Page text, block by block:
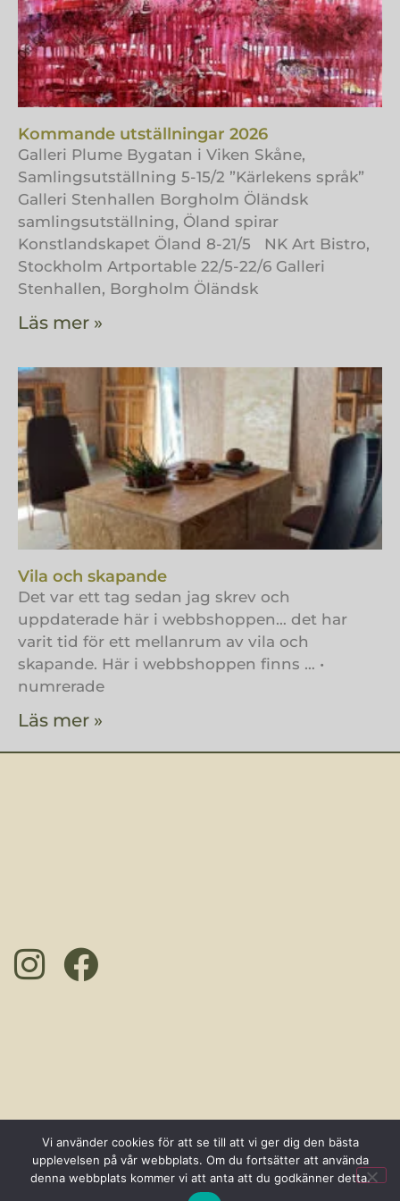
Kommande utställningar 2026
Galleri Plume Bygatan i Viken Skåne,
Samlingsutställning 5-15/2 ”Kärlekens språk”
Galleri Stenhallen Borgholm Öländsk
samlingsutställning, Öland spirar
Konstlandskapet Öland 8-21/5 NK Art Bistro,
Stockholm Artportable 22/5-22/6 Galleri
Stenhallen, Borgholm Öländsk
Läs mer »
Vila och skapande
Det var ett tag sedan jag skrev och
uppdaterade här i webbshoppen… det har
varit tid för ett mellanrum av vila och
skapande. Här i webbshoppen finns … •
numrerade
Läs mer »
Vi använder cookies för att se till att vi ger dig den bästa
upplevelsen på vår webbplats. Om du fortsätter att använda
denna webbplats kommer vi att anta att du godkänner detta.